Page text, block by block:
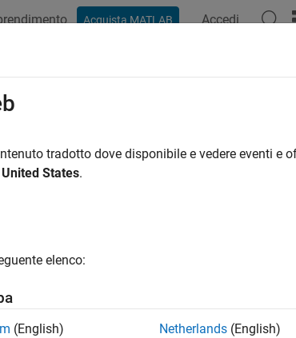
Acquista MATLAB Accedi
How useful was this
tradotto dove disponibile e vedere eventi e
United States.
elenco:
(English)
Netherlands (English)